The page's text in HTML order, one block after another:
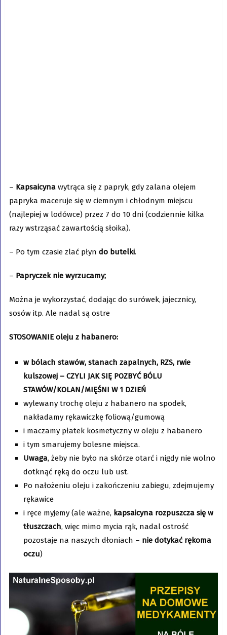
– Kapsaicynawytrąca się z papryk, gdy zalana olejem
papryka maceruje się w ciemnym i chłodnym miejscu
(najlepiej w lodówce) przez 7 do 10 dni (codziennie kilka
razy wstrząsać zawartością słoika).
– Po tym czasie zlać płyn do butelki.
– Papryczek nie wyrzucamy;
Można je wykorzystać, dodając do surówek, jajecznicy,
sosów itp. Ale nadal są ostre
STOSOWANIE oleju z habanero:
w bólach stawów, stanach zapalnych, RZS, rwie
kulszowej – CZYLI JAK SIĘ POZBYĆ BÓLU
STAWÓW/KOLAN/MIĘŚNI W 1 DZIEŃ
wylewany trochę oleju z habanero na spodek,
nakładamy rękawiczkę foliową/gumową
i maczamy płatek kosmetyczny w oleju z habanero
i tym smarujemy bolesne miejsca.
Uwaga, żeby nie było na skórze otarć i nigdy nie wolno
dotknąć ręką do oczu lub ust.
Po nałożeniu oleju i zakończeniu zabiegu, zdejmujemy
rękawice
i ręce myjemy (ale ważne, kapsaicyna rozpuszcza się w
tłuszczach, więc mimo mycia rąk, nadal ostrość
pozostaje na naszych dłoniach – nie dotykać rękoma
oczu)